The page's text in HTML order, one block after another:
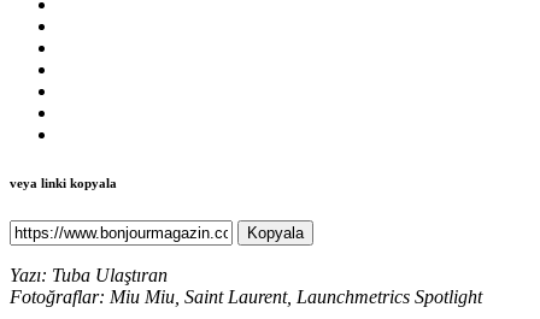
veya linki kopyala
Kopyala
Yazı: Tuba Ulaştıran
Fotoğraflar: Miu Miu, Saint Laurent, Launchmetrics Spotlight